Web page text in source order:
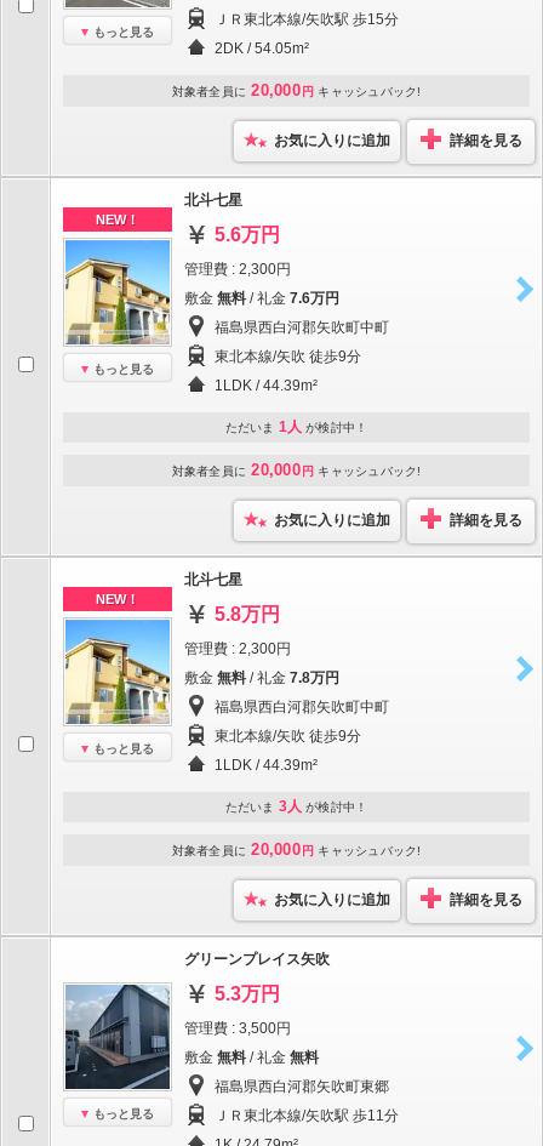
もっと見る
ＪＲ東北本線/矢吹駅 歩15分
2DK / 54.05m²
対象者全員に 20,000 円 キャッシュバック!
お気に入りに追加 詳細を見る
NEW！
もっと見る
北斗七星
5.6万円
管理費 : 2,300円
敷金 無料 / 礼金 7.6万円
福島県西白河郡矢吹町中町
東北本線/矢吹 徒歩9分
1LDK / 44.39m²
ただいま 1人 が検討中！
対象者全員に 20,000 円 キャッシュバック!
お気に入りに追加 詳細を見る
NEW！
もっと見る
北斗七星
5.8万円
管理費 : 2,300円
敷金 無料 / 礼金 7.8万円
福島県西白河郡矢吹町中町
東北本線/矢吹 徒歩9分
1LDK / 44.39m²
ただいま 3人 が検討中！
対象者全員に 20,000 円 キャッシュバック!
お気に入りに追加 詳細を見る
もっと見る
グリーンプレイス矢吹
5.3万円
管理費 : 3,500円
敷金 無料 / 礼金 無料
福島県西白河郡矢吹町東郷
ＪＲ東北本線/矢吹駅 歩11分